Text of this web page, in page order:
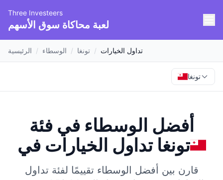
Three Investeers
لعبة محاكاة سوق الأسهم
الرئيسية / الوسطاء / تونغا / تداول الخيارات
تونغا
أفضل الوسطاء في فئة
تداول الخياراتفي تونغا
قارن بين أفضل الوسطاء تقييمًا لفئة تداول